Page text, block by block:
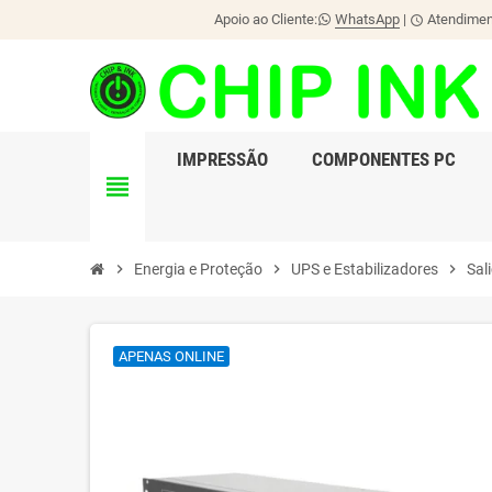
Apoio ao Cliente: WhatsApp | schedule
view_headline
IMPRESSÃO COMPONENTES PC
chevron_right Energia e Proteção chevron_right UPS e Estabilizadores chevron_right
APENAS ONLINE